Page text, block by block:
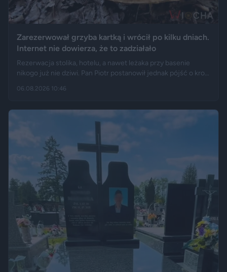
Zarezerwował grzyba kartką i wrócił po kilku dniach.
Internet nie dowierza, że to zadziałało
Rezerwacja stolika, hotelu, a nawet leżaka przy basenie
nikogo już nie dziwi. Pan Piotr postanowił jednak pójść o krok
„Fakt”, po kilku dniach wrócił w to samo miejsce i odkrył, że
06.08.2026 10:46